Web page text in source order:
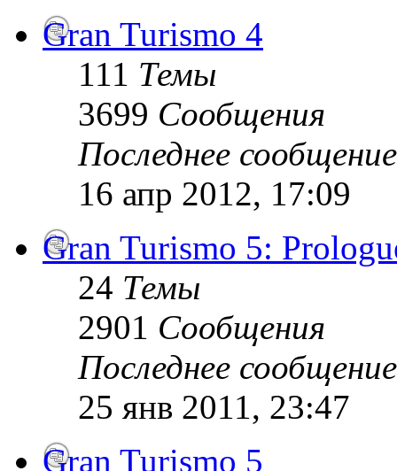
Gran Turismo 4
111 Темы
3699 Сообщения
Последнее сообщение
16 апр 2012, 17:09
Gran Turismo 5:
24 Темы
2901 Сообщения
Последнее сообщение
25 янв 2011, 23:47
Gran Turismo 5